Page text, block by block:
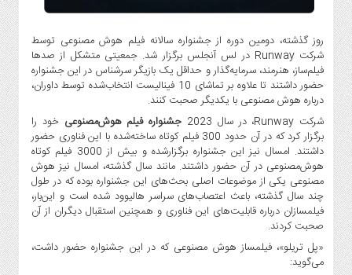
و
خودرو
استارت
آپ
و
فن
آوری
بانک
،
بیمه
و
ارز
دیجیتال
کشاورزی
روز گذشته، دومین دوره از جشنواره سالانه فیلم هوش مصنوعی توسط
شرکت Runway در لس آنجلس برگزار شد. جمعیتی متشکل از صدها
فیلم‌ساز، هنرمند، سرمایه‌گذار و حداقل یک بازیگر سرشناس در این جشنواره
حضور داشتند تا علاوه بر تماشای 10 فینالیست انتخاب‌شده توسط داوران،
درباره هوش مصنوعی با یکدیگر صحبت کنند.
شرکت Runway، در سال 2023
جشنواره فیلم هوش‌مصنوعی خود را
برگزار کرد که در آن حدود 300 فیلم کوتاه ساخته‌شده با این فناوری حضور
داشتند. امسال نیز این جشنواره برگزار‌شده و بیش از 3000 فیلم کوتاه
هوش‌مصنوعی در آن حضور داشتند. مانند سال گذشته، امسال نیز هوش
مصنوعی یکی از موضوعات اصلی بحث‌های این جشنواره بوده که در طول
چند سال گذشته، باعث اعتصاب‌های سراسر هالیوود شده است و این‌بار،
فیلمسازان درباره قابلیت‌های این فناوری و همچنین استقبال دیگران از آن
صحبت کردند.
«پل تریلو»، فیلمساز هوش مصنوعی که در این جشنواره حضور داشت،
می‌گوید: